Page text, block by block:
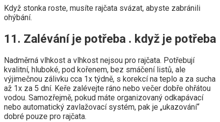
Když stonka roste, musíte rajčata svázat, abyste zabránili
ohýbání.
11. Zalévání je potřeba . když je potřeba
Nadměrná vlhkost a vlhkost nejsou pro rajčata. Potřebují
kvalitní, hluboké, pod kořenem, bez smáčení listů, ale
výjimečnou zálivku cca 1x týdně, s korekcí na teplo a za sucha
až 1x za 5 dní. Keře zalévejte ráno nebo večer dobře ohřátou
vodou. Samozřejmě, pokud máte organizovaný odkapávací
nebo automatický zavlažovací systém, pak je „ukazování“
dobré pouze pro rajčata.